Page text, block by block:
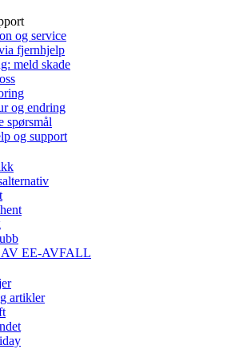
og service
fjernhjelp
meld skade
og endring
spørsmål
og support
EE-AVFALL
artikler